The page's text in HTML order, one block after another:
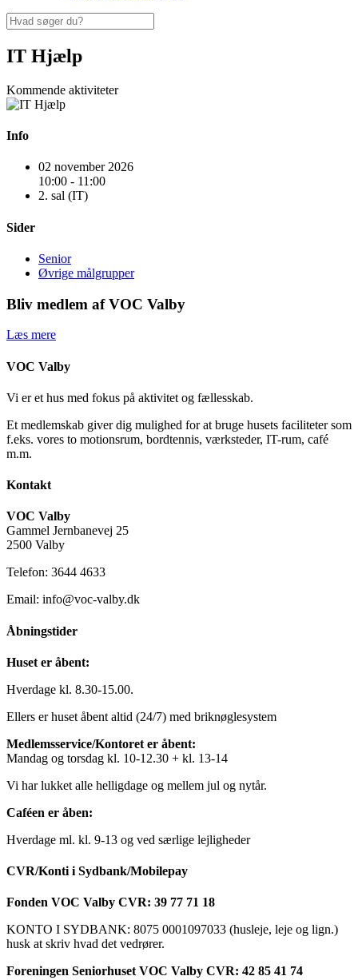
IT Hjælp
Kommende aktiviteter
Info
02 november 2026
10:00 - 11:00
2. sal (IT)
Sider
Senior
Øvrige målgrupper
Bliv medlem af VOC Valby
Læs mere
VOC Valby
Vi er et hus med fokus på aktivitet og fællesskab.
Et medlemskab giver dig mulighed for at bruge husets faciliteter som
f.eks. vores to motionsrum, bordtennis, værksteder, IT-rum, café
m.m.
Kontakt
VOC Valby
Gammel Jernbanevej 25
2500 Valby
Telefon: 3644 4633
Email: info@voc-valby.dk
Åbningstider
Huset er åbent:
Hverdage kl. 8.30-15.00.
Ellers er huset åbent altid (24/7) med briknøglesystem
Medlemsservice/Kontoret er åbent:
Mandag og torsdag kl. 10-12.30 + kl. 13-14
Vi har lukket alle helligdage og mellem jul og nytår.
Caféen er åben:
Hverdage ml. kl. 9-13 og ved særlige lejligheder
CVR/Konti i Sydbank/Mobilepay
Fonden VOC Valby CVR: 39 77 71 18
KONTO I SYDBANK: 8075 0001097033 (husleje, leje og lign.)
husk at skriv hvad det vedrører.
Foreningen Seniorhuset VOC Valby CVR: 42 85 41 74